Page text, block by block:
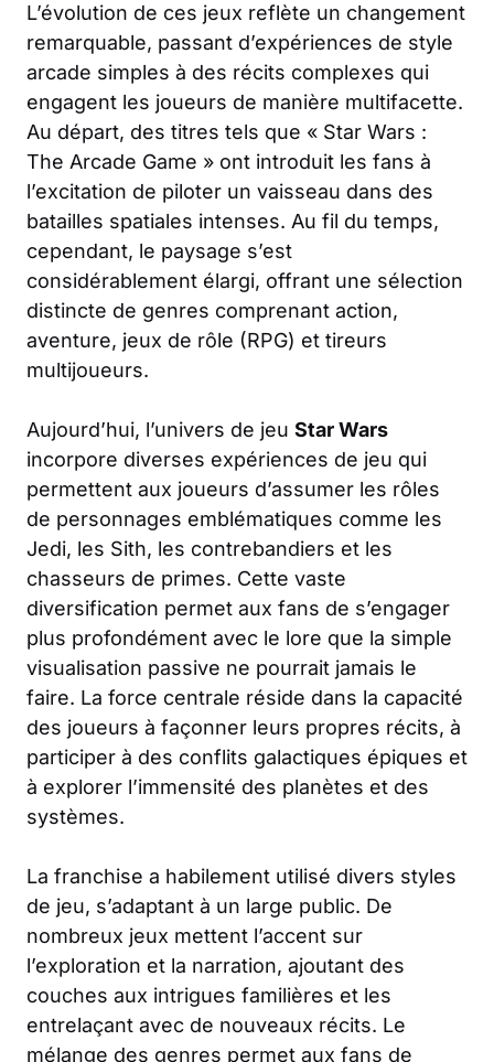
L’évolution de ces jeux reflète un changement
remarquable, passant d’expériences de style
arcade simples à des récits complexes qui
engagent les joueurs de manière multifacette.
Au départ, des titres tels que « Star Wars :
The Arcade Game » ont introduit les fans à
l’excitation de piloter un vaisseau dans des
batailles spatiales intenses. Au fil du temps,
cependant, le paysage s’est
considérablement élargi, offrant une sélection
distincte de genres comprenant action,
aventure, jeux de rôle (RPG) et tireurs
multijoueurs.
Aujourd’hui, l’univers de jeu Star Wars
incorpore diverses expériences de jeu qui
permettent aux joueurs d’assumer les rôles
de personnages emblématiques comme les
Jedi, les Sith, les contrebandiers et les
chasseurs de primes. Cette vaste
diversification permet aux fans de s’engager
plus profondément avec le lore que la simple
visualisation passive ne pourrait jamais le
faire. La force centrale réside dans la capacité
des joueurs à façonner leurs propres récits, à
participer à des conflits galactiques épiques et
à explorer l’immensité des planètes et des
systèmes.
La franchise a habilement utilisé divers styles
de jeu, s’adaptant à un large public. De
nombreux jeux mettent l’accent sur
l’exploration et la narration, ajoutant des
couches aux intrigues familières et les
entrelaçant avec de nouveaux récits. Le
mélange des genres permet aux fans de